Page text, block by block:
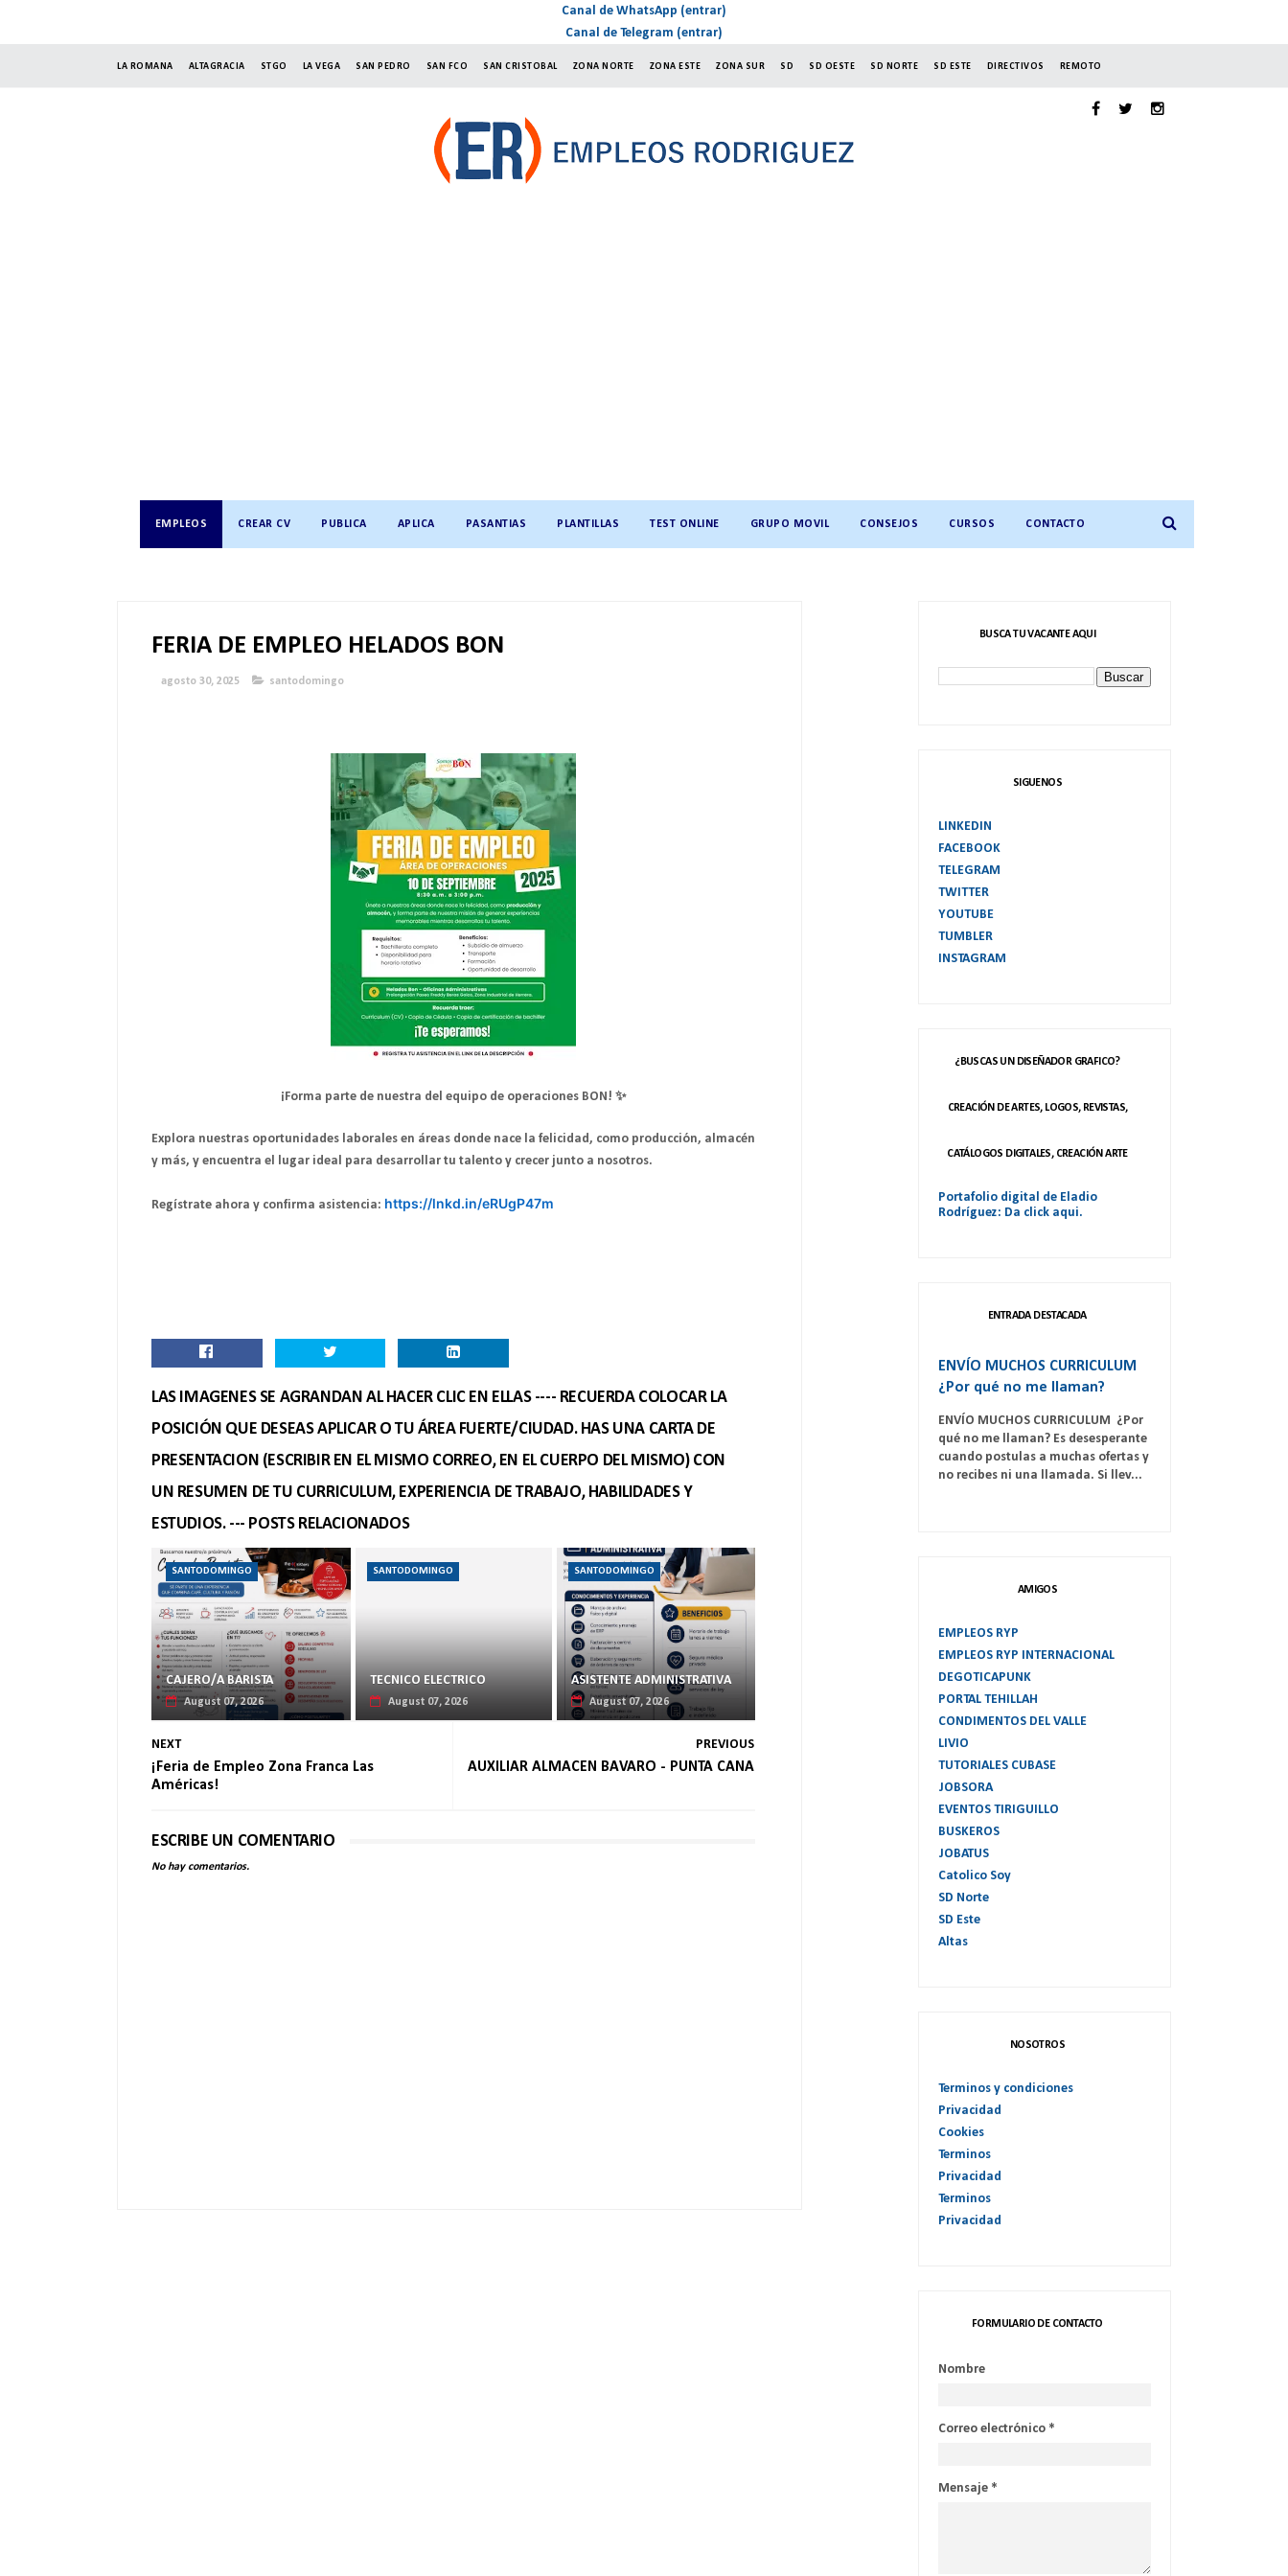
Canal de WhatsApp (entrar)
Canal de Telegram (entrar)
LA ROMANA ALTAGRACIA STGO LA VEGA SAN PEDRO SAN FCO SAN CRISTOBAL ZONA NORTE ZONA ESTE ZONA SUR SD SD OESTE SD NORTE SD ESTE DIRECTIVOS REMOTO
EMPLEOS CREAR CV PUBLICA APLICA PASANTIAS PLANTILLAS TEST ONLINE GRUPO MOVIL CONSEJOS CURSOS CONTACTO
FERIA DE EMPLEO HELADOS BON
agosto 30, 2025 santodomingo
¡Forma parte de nuestra del equipo de operaciones BON! ✨
Explora nuestras oportunidades laborales en áreas donde nace la felicidad, como producción, almacén
y más, y encuentra el lugar ideal para desarrollar tu talento y crecer junto a nosotros.
Regístrate ahora y confirma asistencia: https://lnkd.in/eRUgP47m
LAS IMAGENES SE AGRANDAN AL HACER CLIC EN ELLAS ---- RECUERDA COLOCAR LA
POSICIÓN QUE DESEAS APLICAR O TU ÁREA FUERTE/CIUDAD. HAS UNA CARTA DE
PRESENTACION (ESCRIBIR EN EL MISMO CORREO, EN EL CUERPO DEL MISMO) CON
UN RESUMEN DE TU CURRICULUM, EXPERIENCIA DE TRABAJO, HABILIDADES Y
ESTUDIOS. --- POSTS RELACIONADOS
SANTODOMINGO
CAJERO/A BARISTA
August 07, 2026
SANTODOMINGO
TECNICO ELECTRICO
August 07, 2026
SANTODOMINGO
ASISTENTE ADMINISTRATIVA
August 07, 2026
NEXT
¡Feria de Empleo Zona Franca Las
Américas!
PREVIOUS
AUXILIAR ALMACEN BAVARO - PUNTA CANA
ESCRIBE UN COMENTARIO
No hay comentarios.
BUSCA TU VACANTE AQUI
SIGUENOS
LINKEDIN
FACEBOOK
TELEGRAM
TWITTER
YOUTUBE
TUMBLER
INSTAGRAM
¿BUSCAS UN DISEÑADOR GRAFICO?
CREACIÓN DE ARTES, LOGOS, REVISTAS,
CATÁLOGOS DIGITALES, CREACIÓN ARTE
Portafolio digital de Eladio
Rodríguez: Da click aqui.
ENTRADA DESTACADA
ENVÍO MUCHOS CURRICULUM
¿Por qué no me llaman?
ENVÍO MUCHOS CURRICULUM ¿Por
qué no me llaman? Es desesperante
cuando postulas a muchas ofertas y
no recibes ni una llamada. Si llev...
AMIGOS
EMPLEOS RYP
EMPLEOS RYP INTERNACIONAL
DEGOTICAPUNK
PORTAL TEHILLAH
CONDIMENTOS DEL VALLE
LIVIO
TUTORIALES CUBASE
JOBSORA
EVENTOS TIRIGUILLO
BUSKEROS
JOBATUS
Catolico Soy
SD Norte
SD Este
Altas
NOSOTROS
Terminos y condiciones
Privacidad
Cookies
Terminos
Privacidad
Terminos
Privacidad
FORMULARIO DE CONTACTO
Nombre
Correo electrónico *
Mensaje *